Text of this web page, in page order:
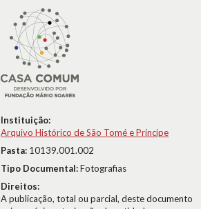
Instituição:
Arquivo Histórico de São Tomé e Príncipe
Pasta: 10139.001.002
Tipo Documental:Fotografias
Direitos:
A publicação, total ou parcial, deste documento